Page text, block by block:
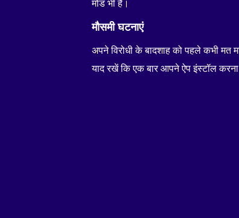
मोड भी हैं।
मौसमी घटनाएं
अपने विरोधी के बादशाह को पहले कभी मत
याद रखें कि एक बार आपने ऐप इंस्टॉल